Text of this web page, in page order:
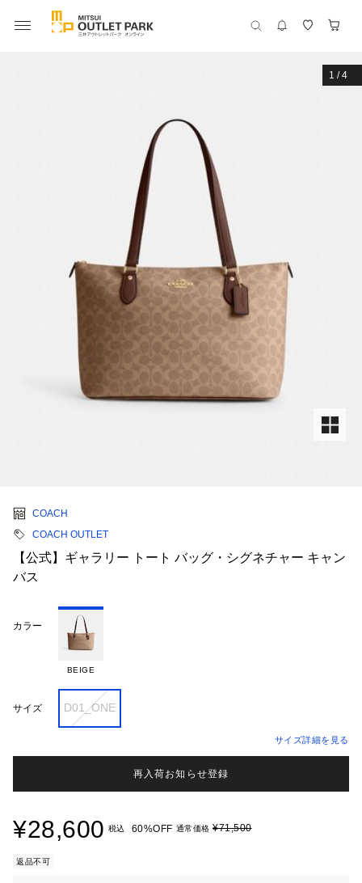
1 /4
COACH
COACH OUTLET
【公式】ギャラリー トート バッグ・シグネチャー キャン
バス
カラー
BEIGE
サイズ D01_ONE
サイズ詳細を見る
再入荷お知らせ登録
¥28,600 税込 60%OFF 通常価格 ¥71,500
返品不可